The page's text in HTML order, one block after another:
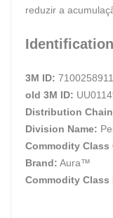
reduzir a
Identification
3M ID: 7100258911
old 3M ID:
Distribution
Division Name:
Commodity Class
Brand: Aura™
Commodity